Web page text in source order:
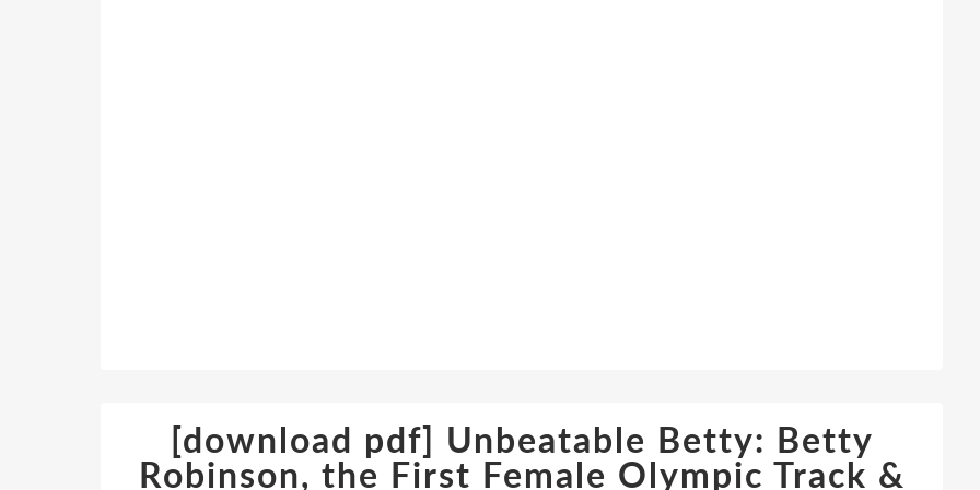
[download pdf] Unbeatable Betty: Betty
Robinson, the First Female Olympic Track &